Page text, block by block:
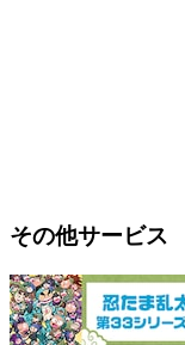
その他サービス